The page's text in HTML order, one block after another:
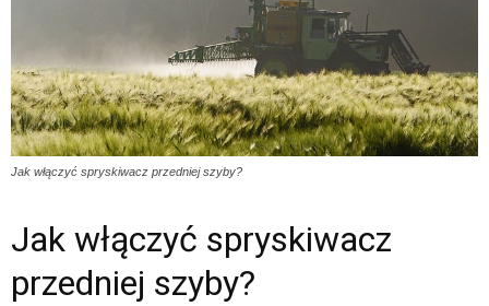
Jak włączyć spryskiwacz przedniej szyby?
Jak włączyć spryskiwacz
przedniej szyby?